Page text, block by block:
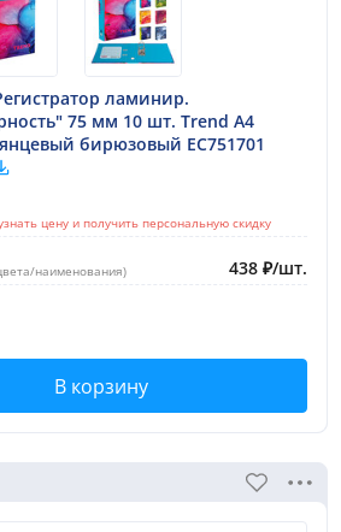
ламинир.
75 мм 10 шт. Trend A4
бирюзовый EC751701
цену и получить персональную скидку
наименования) 438 ₽/шт.
В корзину